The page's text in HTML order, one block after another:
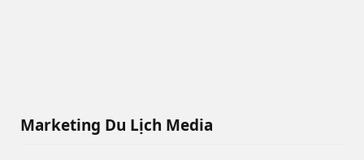
Marketing Du Lịch Media